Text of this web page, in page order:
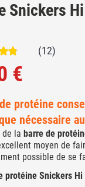
Snickers
(12)
€
protéine
nécessaire
de la barre de
moyen de
possible de se
protéine Snickers